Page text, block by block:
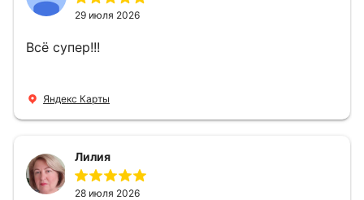
29 июля 2026
Всё супер!!!
Яндекс Карты
Лилия
28 июля 2026